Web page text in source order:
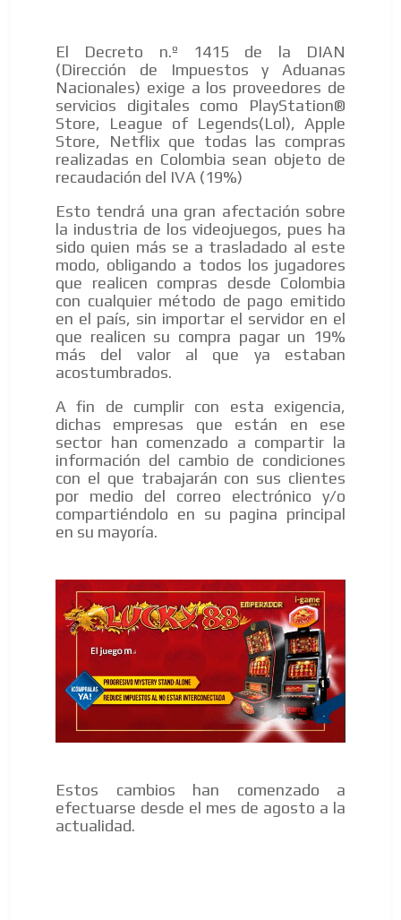
El Decreto n.º 1415 de la DIAN
(Dirección de Impuestos y Aduanas
Nacionales) exige a los proveedores de
servicios digitales como PlayStation®
Store, League of Legends(Lol), Apple
Store, Netflix que todas las compras
realizadas en Colombia sean objeto de
recaudación del IVA (19%)
Esto tendrá una gran afectación sobre
la industria de los videojuegos, pues ha
sido quien más se a trasladado al este
modo, obligando a todos los jugadores
que realicen compras desde Colombia
con cualquier método de pago emitido
en el país, sin importar el servidor en el
que realicen su compra pagar un 19%
más del valor al que ya estaban
acostumbrados.
A fin de cumplir con esta exigencia,
dichas empresas que están en ese
sector han comenzado a compartir la
información del cambio de condiciones
con el que trabajarán con sus clientes
por medio del correo electrónico y/o
compartiéndolo en su pagina principal
en su mayoría.
Estos cambios han comenzado a
efectuarse desde el mes de agosto a la
actualidad.